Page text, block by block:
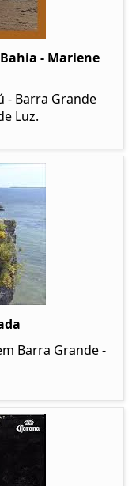
- Mariene
- Barra Grande
Luz.
Barra Grande -